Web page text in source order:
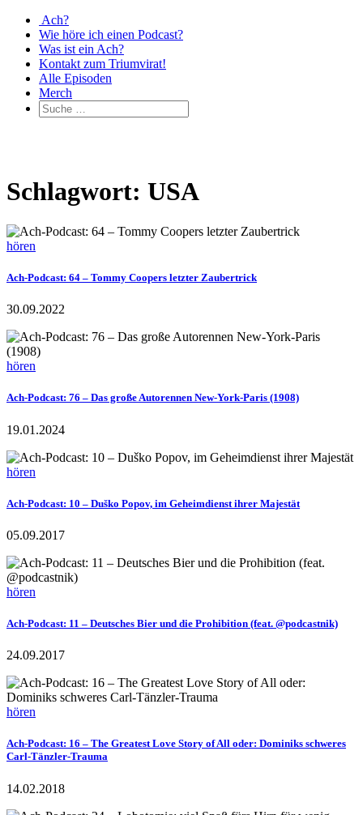
Ach?
Wie höre ich einen Podcast?
Was ist ein Ach?
Kontakt zum Triumvirat!
Alle Episoden
Merch
Schlagwort: USA
hören
Ach-Podcast: 64 – Tommy Coopers letzter Zaubertrick
30.09.2022
hören
Ach-Podcast: 76 – Das große Autorennen New-York-Paris (1908)
19.01.2024
hören
Ach-Podcast: 10 – Duško Popov, im Geheimdienst ihrer Majestät
05.09.2017
hören
Ach-Podcast: 11 – Deutsches Bier und die Prohibition (feat. @podcastnik)
24.09.2017
hören
Ach-Podcast: 16 – The Greatest Love Story of All oder: Dominiks schweres
Carl-Tänzler-Trauma
14.02.2018